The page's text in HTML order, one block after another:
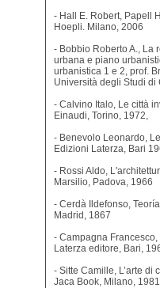
- Hall E. Robert, Papell
Hoepli. Milano, 2006
- Bobbio Roberto A., La
urbana e piano
urbanistica 1 e 2, prof.
Università degli Studi di
- Calvino Italo, Le città
Einaudi, Torino, 1972,
- Benevolo Leonardo,
Edizioni Laterza, Bari
- Rossi Aldo,
Marsilio, Padova, 1966
- Cerdà Ildefonso,
Madrid, 1867
- Campagna
Laterza editore, Bari,
- Sitte Camille, L’arte di
Jaca Book, Milano, 1981